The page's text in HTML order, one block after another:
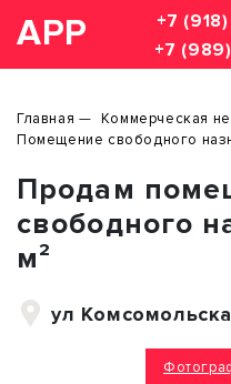
АРР
+7
+7
Главная Коммерческая
Помещение свободного
Продам
свободного
м²
ул